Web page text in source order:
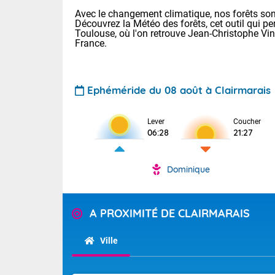
Avec le changement climatique, nos forêts
Découvrez la Météo des forêts, cet outil qui
Toulouse, où l'on retrouve Jean-Christophe
France.
Ephéméride du 08 août à Clairmarais
Lever
06:28
Coucher
21:27
Dominique
A PROXIMITÉ DE CLAIRMARAIS
Ville
Voici les
: 13/28 Paris
Clermont-Fd
Limoges :
Lille : 14/29
Très
(83), et